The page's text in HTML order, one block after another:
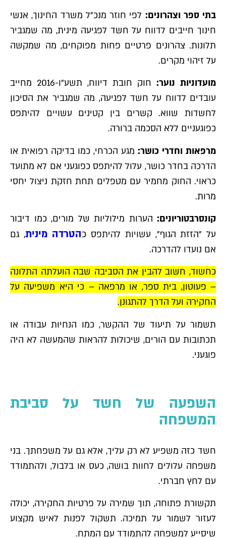
בתי ספר וצהרונים: לפי חוזר מנכ"ל משרד החינוך, אנשי
חינוך חייבים לדווח על חשד לפגיעה מינית, מה שמגביר
תלונות. צהרונים פרטיים פחות מפוקחים, מה שמקשה
על זיהוי מקרים.
מועדוניות נוער:
חוק חובת דיווח, תשע"ו-2016 מחייב
עובדים לדווח על חשד לפגיעה, מה שמגביר את הסיכון
לחשדות שווא. קשרים בין קטינים עשויים להיתפס
כפוגעניים ללא הסכמה ברורה.
מרפאות וחדרי כושר: מגע הכרחי, כמו בדיקה רפואית או
הדרכה בחדר כושר, עלול להיתפס כפוגעני אם לא מתועד
כראוי. החוק מחמיר עם מטפלים תחת חזקת ניצול יחסי
מרות.
קונסרבטוריונים: הערות מילוליות של מורים, כמו דיבור
על "הזזת הגוף", עשויות להיתפס כהטרדה מינית, גם
אם נועדו להדרכה.
כחשוד, חשוב להבין את הסביבה שבה הועלתה התלונה
– פעוטון, בית ספר, או מרפאה – כי היא משפיעה על
החקירה ועל הדרך להתגונן.
תשמור על תיעוד של ההקשר, כמו הנחיות עבודה או
תכתובות עם הורים, שיכולות להראות שהמעשה לא היה
פוגעני.
השפעה של חשד על סביבת
המשפחה
חשד כזה משפיע לא רק עליך, אלא גם על משפחתך. בני
משפחה עלולים לחוות בושה, כעס או בלבול, ולהתמודד
עם לחץ חברתי.
תקשורת פתוחה, תוך שמירה על פרטיות החקירה, יכולה
לעזור לשמור על תמיכה. תשקול לפנות לאיש מקצוע
שיסייע למשפחה להתמודד עם המתח.